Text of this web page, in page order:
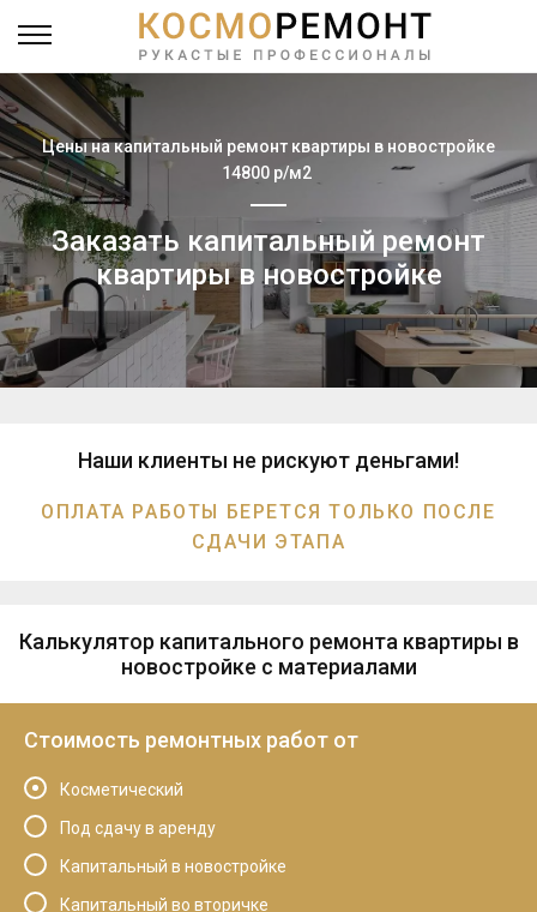
Цены на капитальный ремонт квартиры в новостройке
14800 р/м2
Заказать капитальный ремонт
квартиры в новостройке
Наши клиенты не рискуют деньгами!
ОПЛАТА РАБОТЫ БЕРЕТСЯ ТОЛЬКО ПОСЛЕ
СДАЧИ ЭТАПА
Калькулятор капитального ремонта квартиры в
новостройке с материалами
Стоимость ремонтных работ от
Косметический
Под сдачу в аренду
Капитальный в новостройке
Капитальный во вторичке